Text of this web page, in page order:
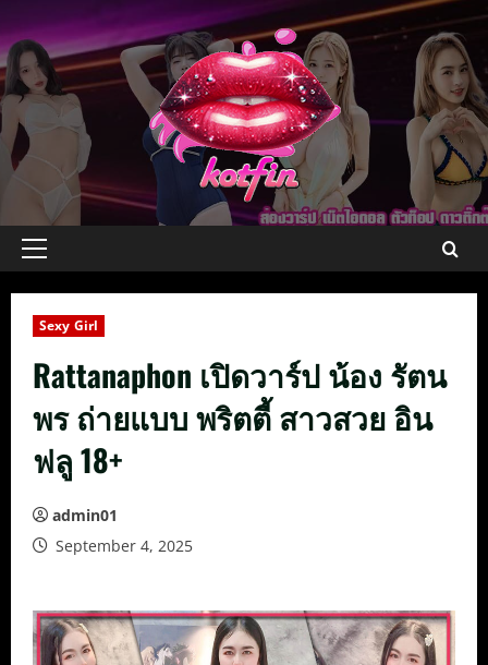
to
content
Primary
Sexy Girl
Rattanaphon เปิดวาร์ป น้อง รัตน
พร ถ่ายแบบ พริตตี้ สาวสวย อิน
ฟลู 18+
admin01
September 4, 2025